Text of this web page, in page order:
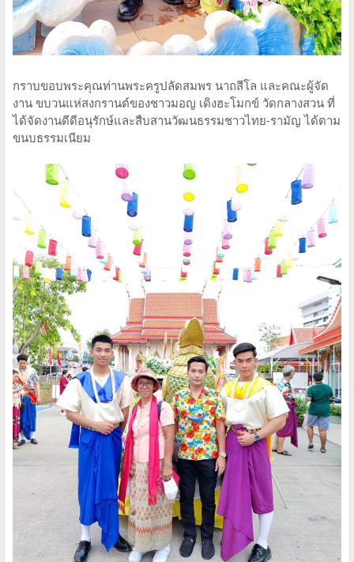
กราบขอบพระคุณท่านพระครูปลัดสมพร นาถสีโล และคณะผู้จัด
งาน ขบวนแห่สงกรานต์ของชาวมอญ เดิงฮะโมกข์ วัดกลางสวน ที่
ได้จัดงานดีดีอนุรักษ์และสืบสานวัฒนธรรมชาวไทย-รามัญ ได้ตาม
ขนบธรรมเนียม